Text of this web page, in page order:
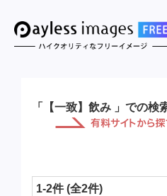
「【一致】飲み 」での検
1-2件 (全2件)